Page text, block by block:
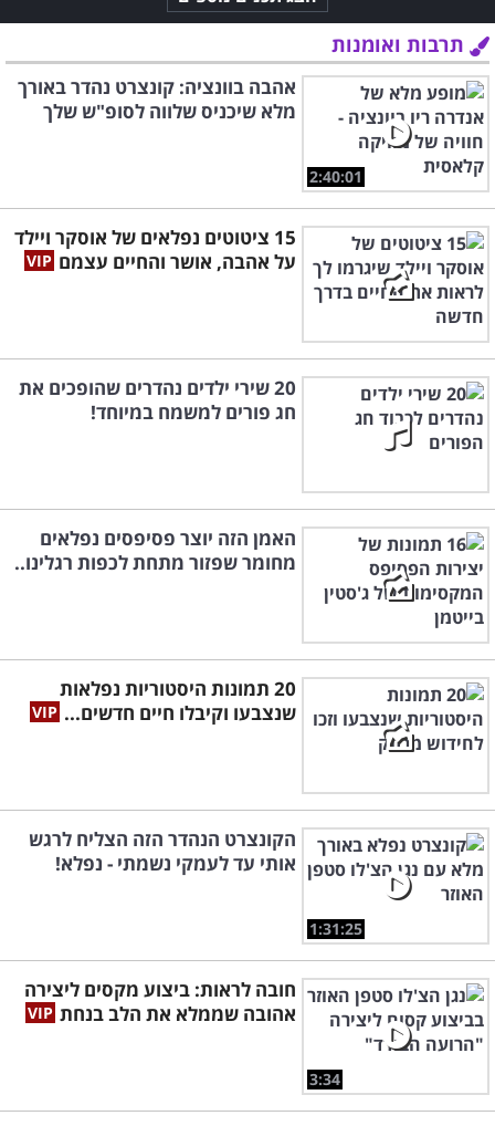
תרבות ואומנות
2:40:01
אהבה בוונציה: קונצרט נהדר באורך
מלא שיכניס שלווה לסופ"ש שלך
15 ציטוטים נפלאים של אוסקר ויילד
על אהבה, אושר והחיים עצמם
20 שירי ילדים נהדרים שהופכים את
חג פורים למשמח במיוחד!
האמן הזה יוצר פסיפסים נפלאים
מחומר שפזור מתחת לכפות רגלינו..
20 תמונות היסטוריות נפלאות
שנצבעו וקיבלו חיים חדשים...
1:31:25
הקונצרט הנהדר הזה הצליח לרגש
אותי עד לעמקי נשמתי - נפלא!
3:34
חובה לראות: ביצוע מקסים ליצירה
אהובה שממלא את הלב בנחת